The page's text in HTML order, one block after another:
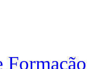
Formação